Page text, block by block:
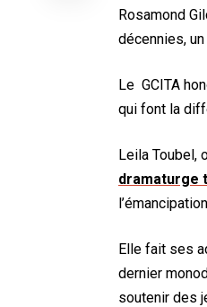
Rosamond
décennies,
Le GCITA
qui font la
Leila Toubel,
dramaturge
Elle fait ses
dernier
soutenir des